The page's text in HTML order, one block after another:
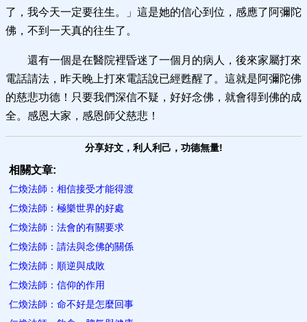
了，我今天一定要往生。」這是她的信心到位，感應了阿彌陀
佛，不到一天真的往生了。
還有一個是在醫院裡昏迷了一個月的病人，後來家屬打來
電話請法，昨天晚上打來電話說已經甦醒了。這就是阿彌陀佛
的慈悲功德！只要我們深信不疑，好好念佛，就會得到佛的成
全。感恩大家，感恩師父慈悲！
分享好文，利人利己，功德無量!
相關文章:
仁煥法師：相信接受才能得渡
仁煥法師：極樂世界的好處
仁煥法師：法會的有關要求
仁煥法師：請法與念佛的關係
仁煥法師：順逆與成敗
仁煥法師：信仰的作用
仁煥法師：命不好是怎麼回事